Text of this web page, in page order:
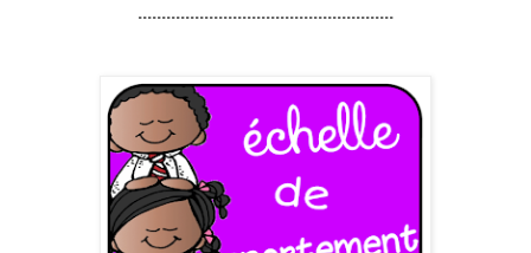
......................................................